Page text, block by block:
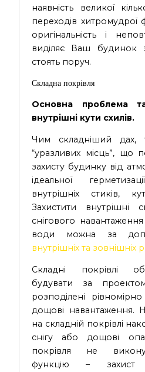
наявність великої
переходів
оригінальність і
виділяє Ваш будинок
стоять поруч.
Складна покрівля
Основна проблема
внутрішні кути схилів.
Чим складніший дах,
“уразливих місць”, що
захисту будинку від
ідеальної
внутрішніх стиків,
Захистити внутрішні
снігового
води можна за
внутрішніх та зовнішніх
Складні покрівлі
будувати за
розподілені рівномірно
дощові навантаження.
на складній покрівлі
снігу або дощові
покрівля не
функцію – захист